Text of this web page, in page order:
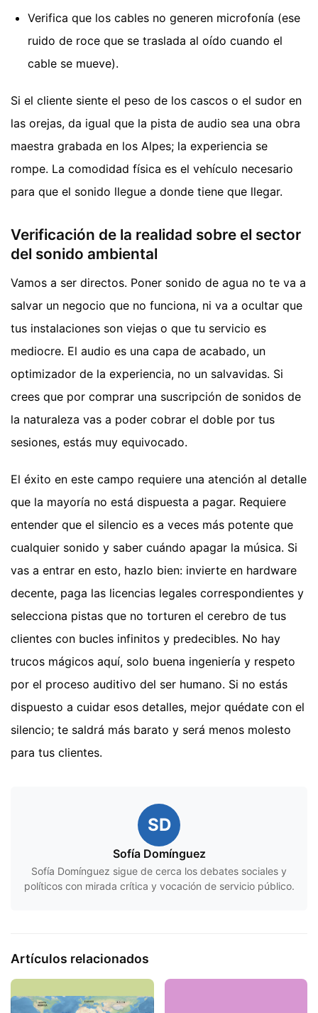
Verifica que los cables no generen microfonía (ese
ruido de roce que se traslada al oído cuando el
cable se mueve).
Si el cliente siente el peso de los cascos o el sudor en
las orejas, da igual que la pista de audio sea una obra
maestra grabada en los Alpes; la experiencia se
rompe. La comodidad física es el vehículo necesario
para que el sonido llegue a donde tiene que llegar.
Verificación de la realidad sobre el sector
del sonido ambiental
Vamos a ser directos. Poner sonido de agua no te va a
salvar un negocio que no funciona, ni va a ocultar que
tus instalaciones son viejas o que tu servicio es
mediocre. El audio es una capa de acabado, un
optimizador de la experiencia, no un salvavidas. Si
crees que por comprar una suscripción de sonidos de
la naturaleza vas a poder cobrar el doble por tus
sesiones, estás muy equivocado.
El éxito en este campo requiere una atención al detalle
que la mayoría no está dispuesta a pagar. Requiere
entender que el silencio es a veces más potente que
cualquier sonido y saber cuándo apagar la música. Si
vas a entrar en esto, hazlo bien: invierte en hardware
decente, paga las licencias legales correspondientes y
selecciona pistas que no torturen el cerebro de tus
clientes con bucles infinitos y predecibles. No hay
trucos mágicos aquí, solo buena ingeniería y respeto
por el proceso auditivo del ser humano. Si no estás
dispuesto a cuidar esos detalles, mejor quédate con el
silencio; te saldrá más barato y será menos molesto
para tus clientes.
SD
Sofía Domínguez
Sofía Domínguez sigue de cerca los debates sociales y
políticos con mirada crítica y vocación de servicio público.
Artículos relacionados